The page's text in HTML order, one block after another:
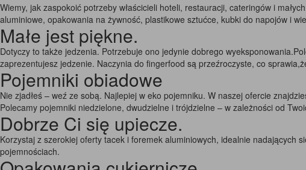
Wiemy, jak zaspokoić potrzeby właścicieli hoteli, restauracji, cateringów i
aluminiowe, opakowania na żywność, plastikowe sztućce, kubki do napojów i
Małe jest piękne.
Dotyczy to także jedzenia. Potrzebuje ono jedynie dobrego
zaprezentujesz jedzenie. Naczynia do fingerfood są przeźroczyste, co
Pojemniki obiadowe
Nie zjadłeś – weź ze sobą. Najlepiej w eko pojemniku. W naszej ofercie
Polecamy pojemniki niedzielone, dwudzielne i trójdzielne – w zależności od
Dobrze Ci się upiecze.
Korzystaj z szerokiej oferty tacek i foremek aluminiowych, idealnie nadających
pojemnościach.